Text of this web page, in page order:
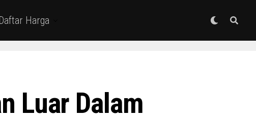
Daftar Harga
Luar Dalam